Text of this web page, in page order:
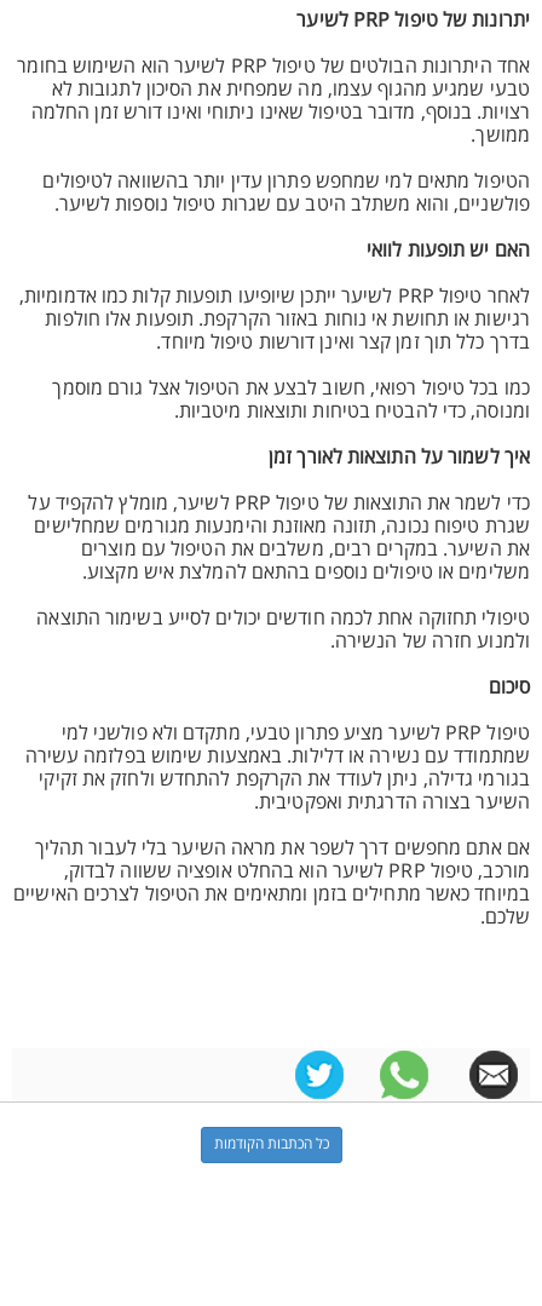
יתרונות של טיפול PRP לשיער
אחד היתרונות הבולטים של טיפול PRP לשיער הוא השימוש בחומר
טבעי שמגיע מהגוף עצמו, מה שמפחית את הסיכון לתגובות לא
רצויות. בנוסף, מדובר בטיפול שאינו ניתוחי ואינו דורש זמן החלמה
ממושך.
הטיפול מתאים למי שמחפש פתרון עדין יותר בהשוואה לטיפולים
פולשניים, והוא משתלב היטב עם שגרות טיפול נוספות לשיער.
האם יש תופעות לוואי
לאחר טיפול PRP לשיער ייתכן שיופיעו תופעות קלות כמו אדמומיות,
רגישות או תחושת אי נוחות באזור הקרקפת. תופעות אלו חולפות
בדרך כלל תוך זמן קצר ואינן דורשות טיפול מיוחד.
כמו בכל טיפול רפואי, חשוב לבצע את הטיפול אצל גורם מוסמך
ומנוסה, כדי להבטיח בטיחות ותוצאות מיטביות.
איך לשמור על התוצאות לאורך זמן
כדי לשמר את התוצאות של טיפול PRP לשיער, מומלץ להקפיד על
שגרת טיפוח נכונה, תזונה מאוזנת והימנעות מגורמים שמחלישים
את השיער. במקרים רבים, משלבים את הטיפול עם מוצרים
משלימים או טיפולים נוספים בהתאם להמלצת איש מקצוע.
טיפולי תחזוקה אחת לכמה חודשים יכולים לסייע בשימור התוצאה
ולמנוע חזרה של הנשירה.
סיכום
טיפול PRP לשיער מציע פתרון טבעי, מתקדם ולא פולשני למי
שמתמודד עם נשירה או דלילות. באמצעות שימוש בפלזמה עשירה
בגורמי גדילה, ניתן לעודד את הקרקפת להתחדש ולחזק את זקיקי
השיער בצורה הדרגתית ואפקטיבית.
אם אתם מחפשים דרך לשפר את מראה השיער בלי לעבור תהליך
מורכב, טיפול PRP לשיער הוא בהחלט אופציה ששווה לבדוק,
במיוחד כאשר מתחילים בזמן ומתאימים את הטיפול לצרכים האישיים
שלכם.
כל הכתבות הקודמות